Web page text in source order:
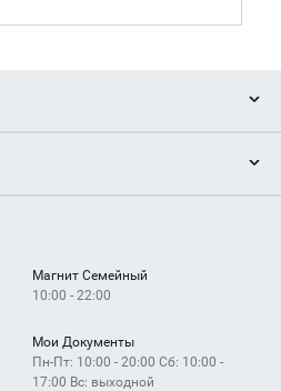
Магнит Семейный
10:00 - 22:00
Мои Документы
Пн-Пт: 10:00 - 20:00 Сб: 10:00 -
17:00 Вс: выходной